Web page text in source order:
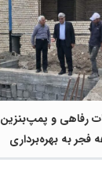
رفاهی و پمپ‌بنزین
فجر به بهره‌برداری